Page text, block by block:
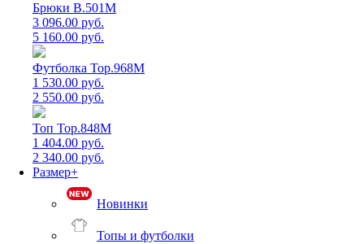
Брюки B.501M
3 096.00 руб.
5 160.00 руб.
Футболка Top.968M
1 530.00 руб.
2 550.00 руб.
Топ Top.848M
1 404.00 руб.
2 340.00 руб.
Размер+
Новинки
Топы и футболки